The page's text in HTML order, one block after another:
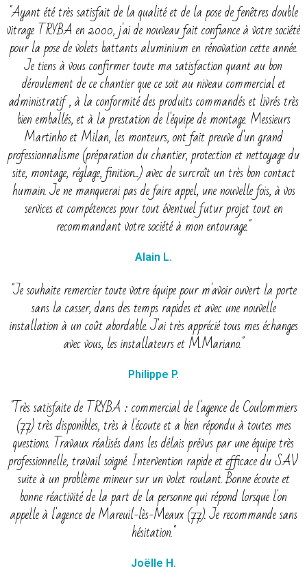
"Ayant été très satisfait de la qualité et de la pose de fenêtres double
vitrage TRYBA en 2000, j'ai de nouveau fait confiance à votre société
pour la pose de volets battants aluminium en rénovation cette année.
Je tiens à vous confirmer toute ma satisfaction quant au bon
déroulement de ce chantier que ce soit au niveau commercial et
administratif , à la conformité des produits commandés et livrés très
bien emballés, et à la prestation de l'équipe de montage. Messieurs
Martinho et Milan, les monteurs, ont fait preuve d'un grand
professionnalisme (préparation du chantier, protection et nettoyage du
site, montage, réglage, finition...) avec de surcroît un très bon contact
humain. Je ne manquerai pas de faire appel, une nouvelle fois, à vos
services et compétences pour tout éventuel futur projet tout en
recommandant votre société à mon entourage."
Alain L.
"Je souhaite remercier toute votre équipe pour m'avoir ouvert la porte
sans la casser, dans des temps rapides et avec une nouvelle
installation à un coût abordable. J'ai très apprécié tous mes échanges
avec vous, les installateurs et M.Mariano."
Philippe P.
"Très satisfaite de TRYBA : commercial de l'agence de Coulommiers
(77) très disponibles, très à l'écoute et a bien répondu à toutes mes
questions. Travaux réalisés dans les délais prévus par une équipe très
professionnelle, travail soigné. Intervention rapide et efficace du SAV
suite à un problème mineur sur un volet roulant. Bonne écoute et
bonne réactivité de la part de la personne qui répond lorsque l'on
appelle à l'agence de Mareuil-lès-Meaux (77). Je recommande sans
hésitation."
Joëlle H.